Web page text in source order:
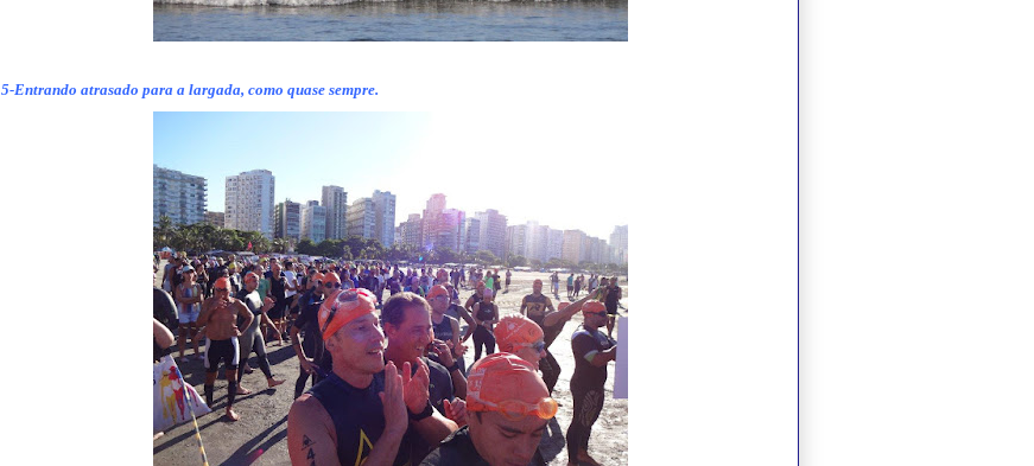
5-Entrando atrasado para a largada, como quase sempre.